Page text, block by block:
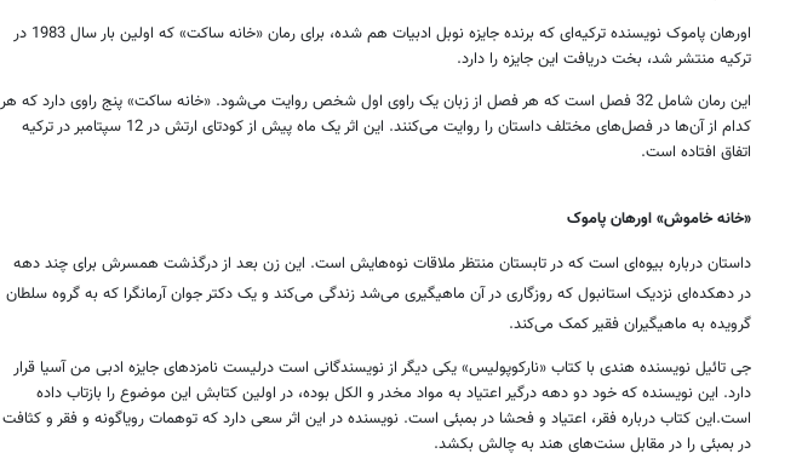
اورهان پاموک نویسنده ترکیه‌ای که برنده جایزه نوبل ادبیات هم شده، برای رمان «خانه ساکت» که اولین بار سال 1983 در
ترکیه منتشر شد، بخت دریافت این جایزه را دارد.
این رمان شامل 32 فصل است که هر فصل از زبان یک راوی اول شخص روایت می‌شود. «خانه ساکت» پنج راوی دارد که هر
کدام از آن‌ها در فصل‌های مختلف داستان را روایت می‌کنند. این اثر یک ماه پیش از کودتای ارتش در 12 سپتامبر در ترکیه
اتفاق افتاده است.
«خانه خاموش» اورهان پاموک
داستان درباره بیوه‌ای است که در تابستان منتظر ملاقات نوه‌هایش است. این زن بعد از درگذشت همسرش برای چند دهه
در دهکده‌ای نزدیک استانبول که روزگاری در آن ماهیگیری می‌شد زندگی می‌کند و یک دکتر جوان آرمانگرا که به گروه سلطان
گرویده به ماهیگیران فقیر کمک می‌کند.
جی تائیل نویسنده هندی با کتاب «نارکوپولیس» یکی دیگر از نویسندگانی است درلیست نامزدهای جایزه ادبی من آسیا قرار
دارد. این نویسنده که خود دو دهه درگیر اعتیاد به مواد مخدر و الکل بوده، در اولین کتابش این موضوع را بازتاب داده
است.این کتاب درباره فقر، اعتیاد و فحشا در بمبئی است. نویسنده در این اثر سعی دارد که توهمات رویاگونه و فقر و کثافت
در بمبئی را در مقابل سنت‌های هند به چالش بکشد.